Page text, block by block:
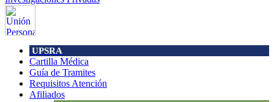
UPSRA
Cartilla Médica
Guía de Tramites
Requisitos Atención
Afiliados